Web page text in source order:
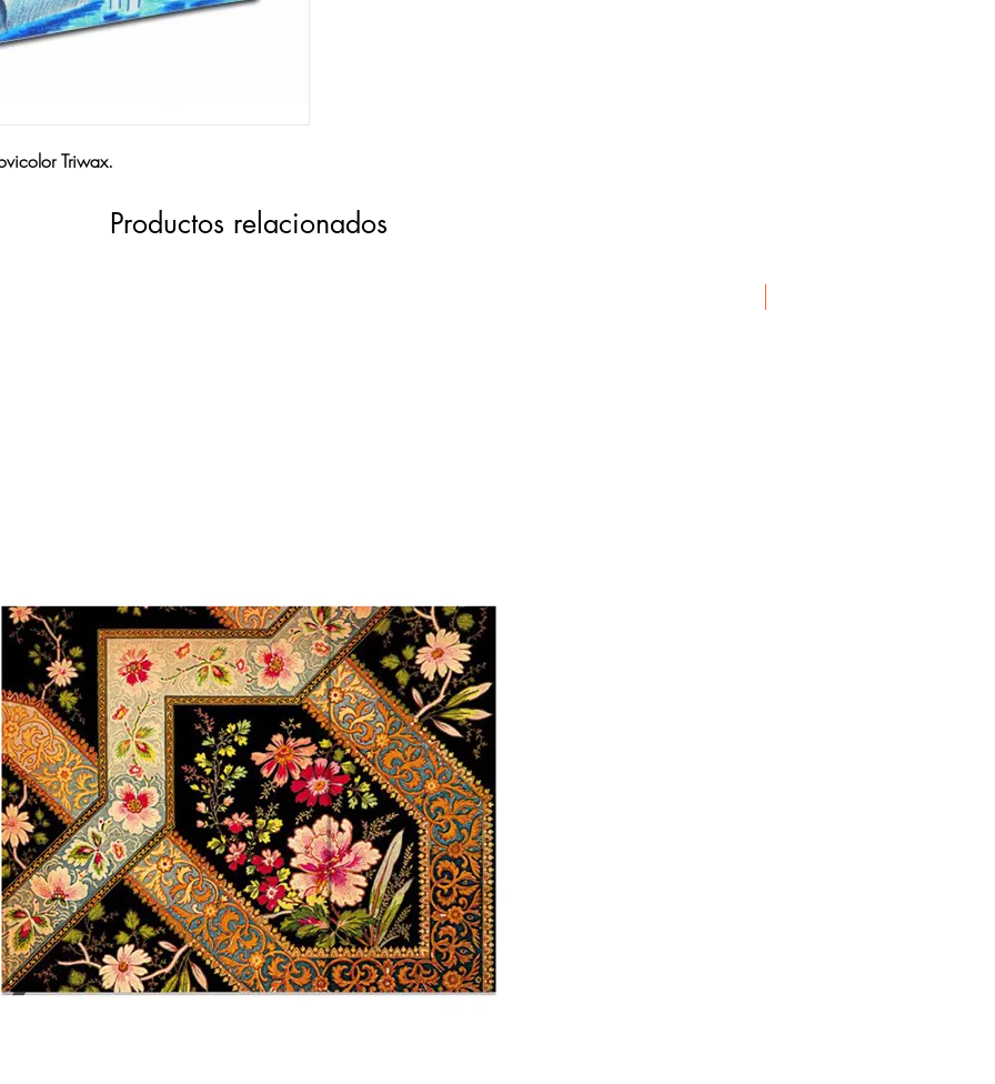
Triwax.
Productos relacionados